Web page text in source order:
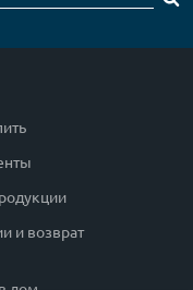
и возврат